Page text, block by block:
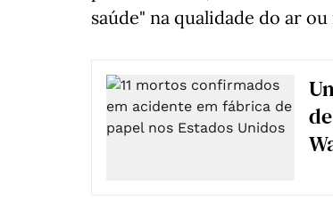
saúde" na qualidade do ar